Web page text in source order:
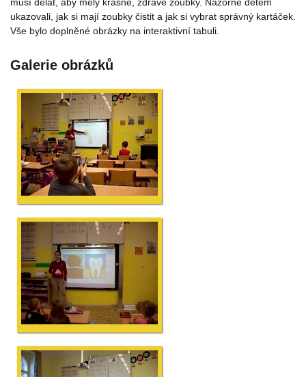
ukazovali, jak si mají zoubky čistit a jak si vybrat správný kartáček.
Vše bylo doplněné obrázky na interaktivní tabuli.
Galerie obrázků